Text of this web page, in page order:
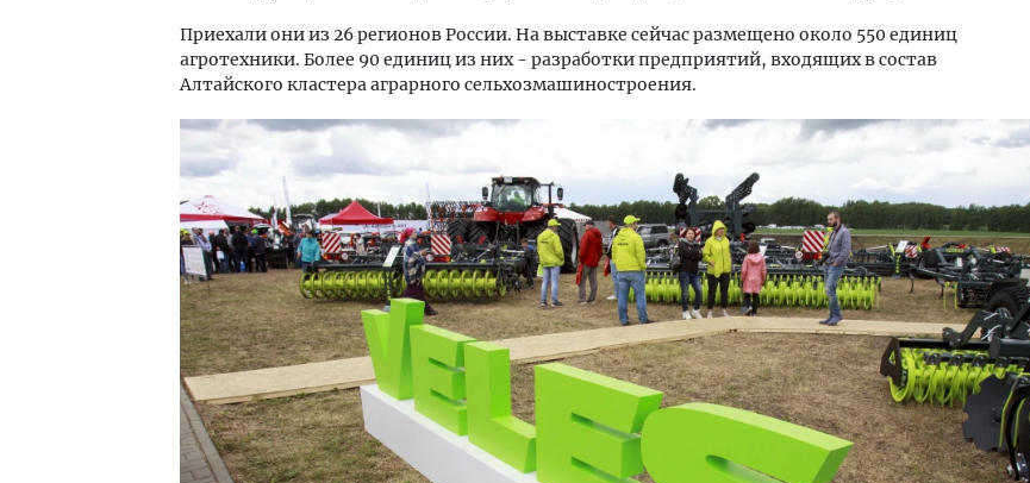
Приехали они из 26 регионов России. На выставке сейчас размещено около 550 единиц
агротехники. Более 90 единиц из них - разработки предприятий, входящих в состав
Алтайского кластера аграрного сельхозмашиностроения.